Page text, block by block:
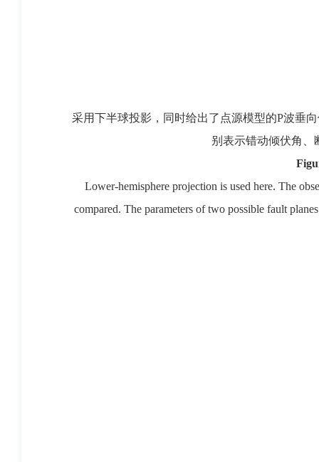
采用下半球投影，同时给出了点源模型的P波垂
别表示错动倾伏角、
Lower-hemisphere projection is used here. The
compared. The parameters of two possible fault